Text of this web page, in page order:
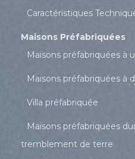
Caractéristiques
Maisons Préfabriquées
Maisons préfabriquées à
Maisons préfabriquées à
Villa préfabriquée
Maisons préfabriquées
tremblement de terre